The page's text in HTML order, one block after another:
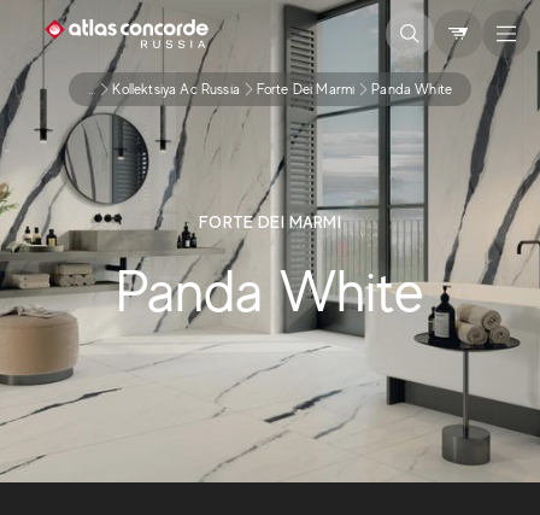
... Kollektsiya Ac Russia Forte Dei Marmi Panda White
FORTE DEI MARMI
Panda White